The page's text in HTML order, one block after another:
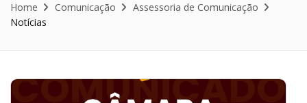
Home Comunicação
Assessoria de Comunicação
Notícias